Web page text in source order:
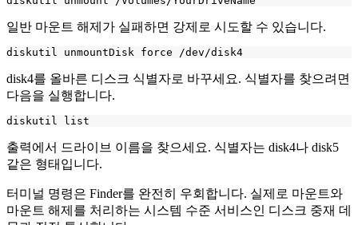
일반 마운트 해제가 실패하면 강제로 시도할 수 있습니다.
disk4를 올바른 디스크 식별자로 바꾸세요. 식별자를 찾으려면
다음을 실행합니다.
출력에서 드라이브 이름을 찾으세요. 식별자는 disk4나 disk5
같은 형태입니다.
터미널 명령은 Finder를 완전히 우회합니다. 실제로 마운트와
마운트 해제를 처리하는 시스템 수준 서비스인 디스크 중재 데